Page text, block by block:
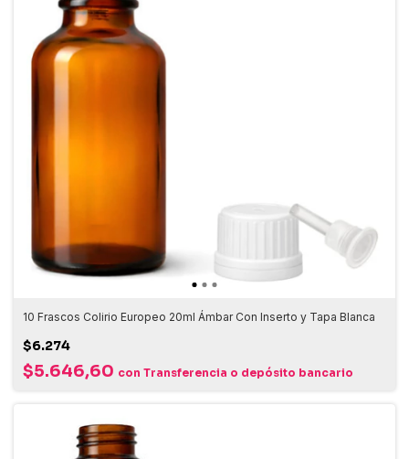
10 Frascos Colirio Europeo 20ml Ámbar Con Inserto y Tapa Blanca
$6.274
$5.646,60 con Transferencia o depósito bancario